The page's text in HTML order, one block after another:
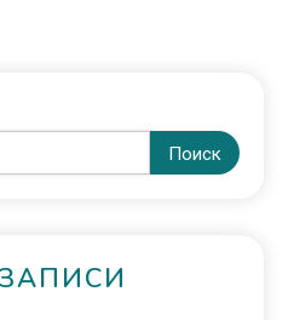
Поиск